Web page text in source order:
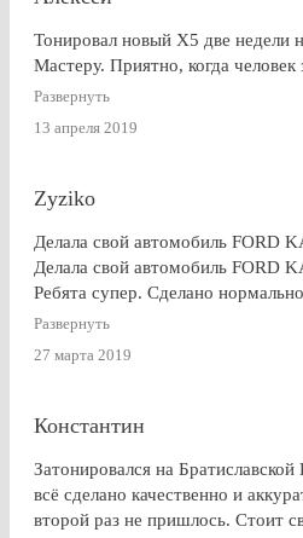
Тонировал новый Х5 две недели
Мастеру. Приятно, когда человек
Развернуть
13 апреля 2019
Zyziko
Делала свой автомобиль FORD
Делала свой автомобиль FORD
Ребята супер. Сделано
Развернуть
27 марта 2019
Константин
Затонировался на
всё сделано качественно и
второй раз не пришлось. Стоит